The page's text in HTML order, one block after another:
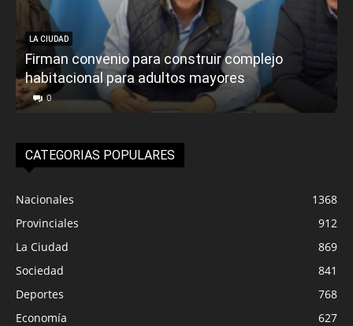
LA CIUDAD
Firman convenio para construir complejo
habitacional para adultos mayores
0
CATEGORIAS POPULARES
Nacionales
1368
Provinciales
912
La Ciudad
869
Sociedad
841
Deportes
768
Economía
627